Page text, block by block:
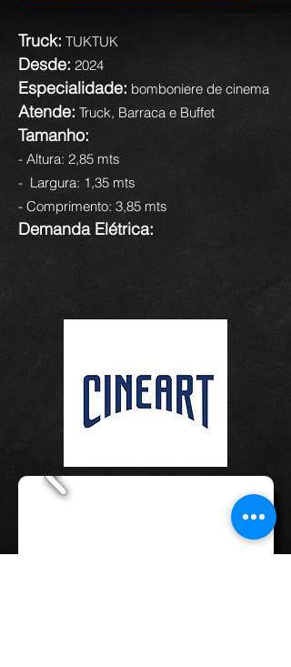
Truck: TUKTUK
Desde: 2024
Especialidade: bomboniere de cinema
Atende: Truck, Barraca e Buffet
Tamanho:
- Altura: 2,85 mts
- Largura: 1,35 mts
- Comprimento: 3,85 mts
Demanda Elétrica: